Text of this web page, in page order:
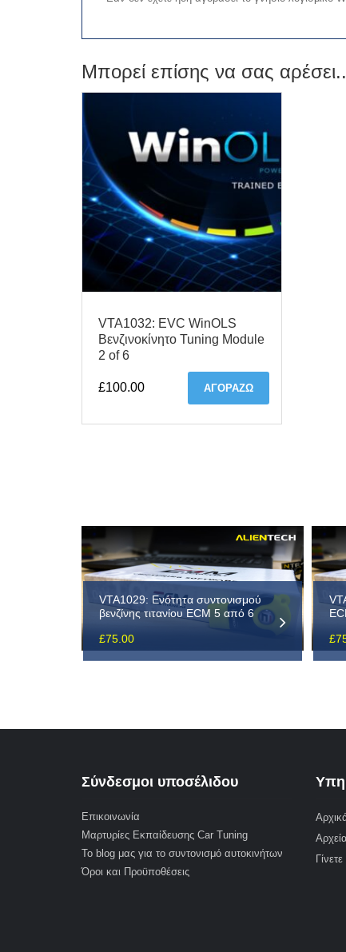
Μπορεί επίσης να σας
VTA1032: EVC WinOLS
Βενζινοκίνητο Tuning Module
2 of 6
£100.00 ΑΓΟΡΆΖΩ
VTA1029: Ενότητα συντονισμού
βενζίνης τιτανίου ECM 5 από 6
£75.00
£
Σύνδεσμοι υποσέλιδου
Επικοινωνία
Μαρτυρίες Εκπαίδευσης Car Tuning
Το blog μας για το συντονισμό αυτοκινήτων
Όροι και Προϋποθέσεις